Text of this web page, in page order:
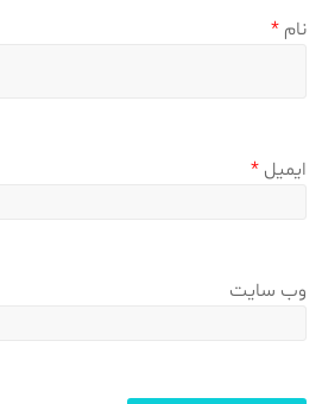
نام*
ایمیل*
وب‌ سایت